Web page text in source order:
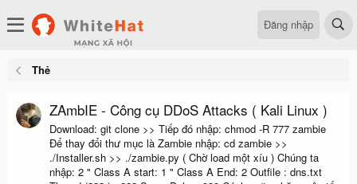
Đăng nhập
Thẻ
ZAmbIE - Công cụ DDoS Attacks ( Kali Linux )
Download: git clone >> Tiếp đó nhập: chmod -R 777 zambie
Để thay đổi thư mục là Zambie nhập: cd zambie >>
./Installer.sh >> ./zambie.py ( Chờ load một xíu ) Chúng ta
nhập: 2 " Class A start: 1 " Class A End: 2 Outfile : dns.txt